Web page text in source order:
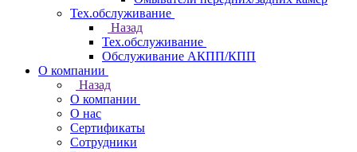
Тех.обслуживание
Назад
Тех.обслуживание
Обслуживание АКПП/КПП
О компании
Назад
О компании
О нас
Сертификаты
Сотрудники